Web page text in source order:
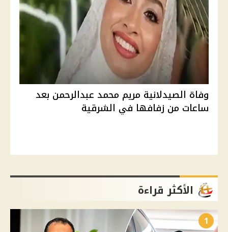
وفاة الصيدلانية مريم محمد عبدالرحمن بعد
ساعات من زفافها في الشرقية
الأكثر قراءة
1